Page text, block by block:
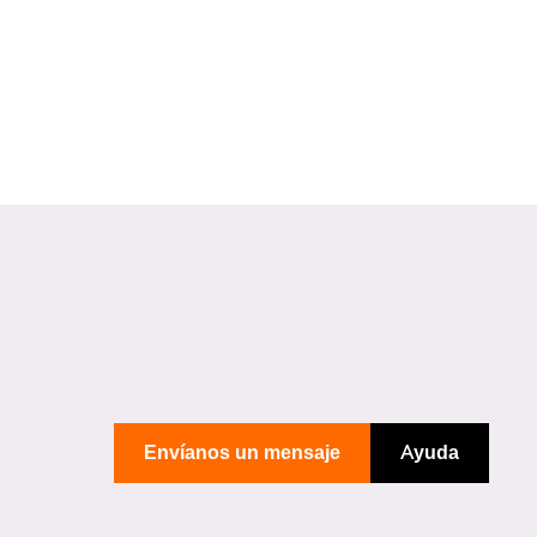
Envíanos un mensaje Ayuda